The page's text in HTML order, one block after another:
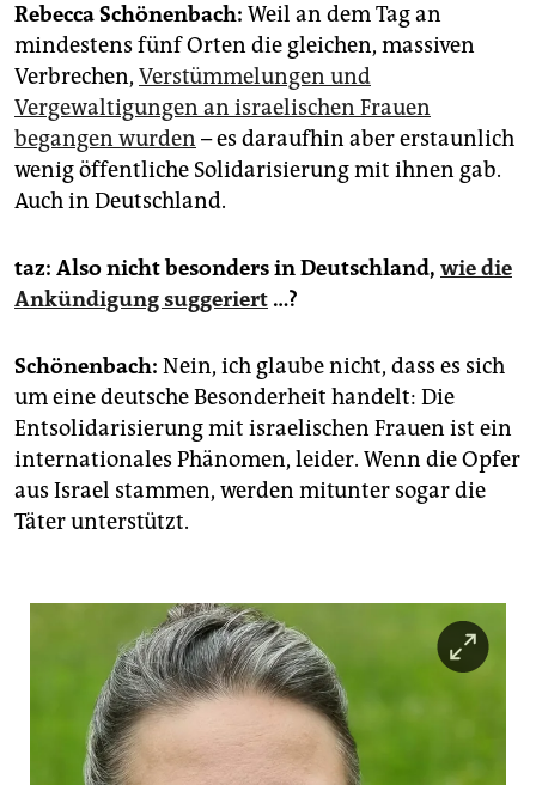
Rebecca Schönenbach: Weil an dem Tag an
mindestens fünf Orten die gleichen, massiven
Verbrechen, Verstümmelungen und
Vergewaltigungen an israelischen Frauen
begangen wurden – es daraufhin aber erstaunlich
wenig öffentliche Solidarisierung mit ihnen gab.
Auch in Deutschland.
taz: Also nicht besonders in Deutschland, wie die
Ankündigung suggeriert …?
Schönenbach: Nein, ich glaube nicht, dass es sich
um eine deutsche Besonderheit handelt: Die
Entsolidarisierung mit israelischen Frauen ist ein
internationales Phänomen, leider. Wenn die Opfer
aus Israel stammen, werden mitunter sogar die
Täter unterstützt.